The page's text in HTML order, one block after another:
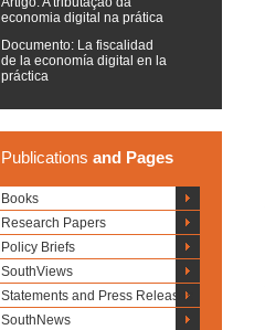
economia digital na prática
Documento: La fiscalidad
de la economía digital en la
práctica
Publications and Pages
Books
Research Papers
Policy Briefs
SouthViews
Statements and Press Releases
SouthNews